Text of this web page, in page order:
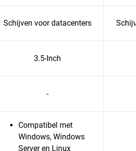
Schijven voor datacenters
3.5-Inch
-
Compatibel met
Windows, Windows
Server en Linux